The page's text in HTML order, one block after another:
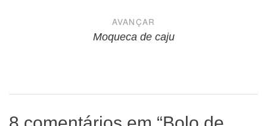
AVANÇAR
Moqueca de caju